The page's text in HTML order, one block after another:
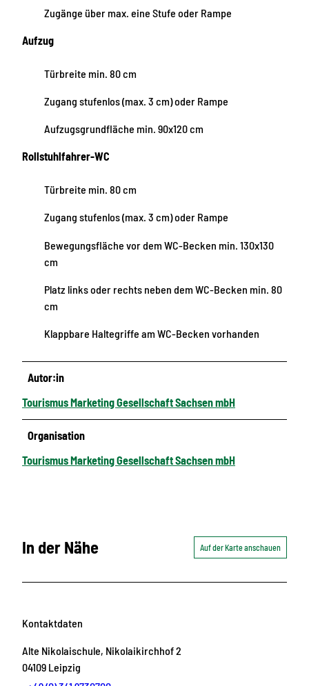
Zugänge über max. eine Stufe oder Rampe
Aufzug
Türbreite min. 80 cm
Zugang stufenlos (max. 3 cm) oder Rampe
Aufzugsgrundfläche min. 90x120 cm
Rollstuhlfahrer-WC
Türbreite min. 80 cm
Zugang stufenlos (max. 3 cm) oder Rampe
Bewegungsfläche vor dem WC-Becken min. 130x130
cm
Platz links oder rechts neben dem WC-Becken min. 80
cm
Klappbare Haltegriffe am WC-Becken vorhanden
Autor:in
Tourismus Marketing Gesellschaft Sachsen mbH
Organisation
Tourismus Marketing Gesellschaft Sachsen mbH
In der Nähe Auf der Karte anschauen
Kontaktdaten
Alte Nikolaischule, Nikolaikirchhof 2
04109 Leipzig